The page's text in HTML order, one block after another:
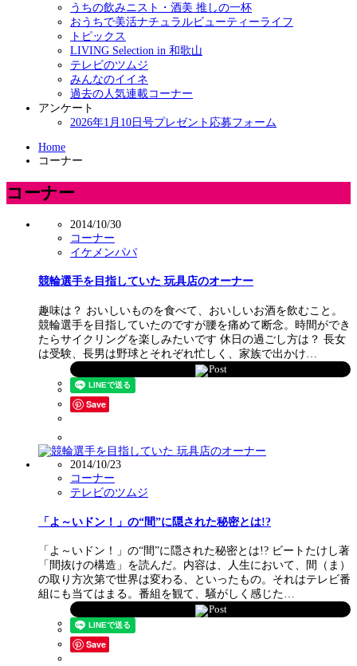
うちの飲みニスト・酒美 推しの一杯
おうちで美活ナチュラルビューティーライフ
トピックス
LIVING Selection in 和歌山
テレビのツムジ
みんなのイイネ
過去の人気連載コーナー
アンケート
2026年1月10日号プレゼント応募フォーム
Home
コーナー
コーナー
2014/10/30
コーナー
イケメンパパ
競輪選手を目指していた 玩具店のオーナー
趣味は？ おいしいものを食べて、おいしいお酒を飲むこと。
競輪選手を目指していたのですが腰を痛めて断念。時間ができ
たらサイクリングを楽しみたいです 休日の過ごし方は？ 長女
は受験、長男は野球とそれぞれ忙しく、家族で出かけ…
Post
Save
2014/10/23
コーナー
テレビのツムジ
「よ～いドン！」の“間”に隠された秘密とは!?
「よ～いドン！」の“間”に隠された秘密とは!? ビートたけし著
「間抜けの構造」を読んだ。内容は、人生において、間（ま）
の取り方次第で世界は変わる、といったもの。それはテレビ番
組にも当てはまる。番組を観て、騒がしく感じた…
Post
Save